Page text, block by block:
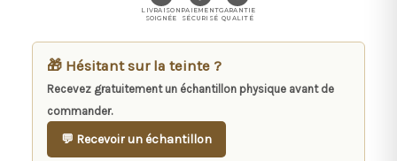
LIVRAISON
SOIGNÉE
PAIEMENT
SÉCURISÉ
GARANTIE
QUALITÉ
🎁 Hésitant sur la teinte ?
Recevez gratuitement un échantillon physique avant de
commander.
💬 Recevoir un échantillon